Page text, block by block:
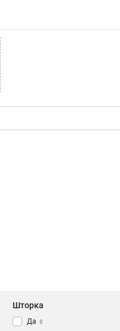
Шторка
Да 8